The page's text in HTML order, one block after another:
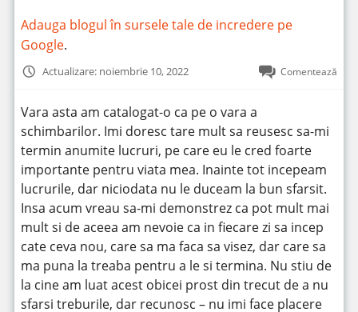
n
t
Adauga blogul în sursele tale de incredere pe
Google.
Actualizare: noiembrie 10, 2022 Comentează
Vara asta am catalogat-o ca pe o vara a
schimbarilor. Imi doresc tare mult sa reusesc sa-mi
termin anumite lucruri, pe care eu le cred foarte
importante pentru viata mea. Inainte tot incepeam
lucrurile, dar niciodata nu le duceam la bun sfarsit.
Insa acum vreau sa-mi demonstrez ca pot mult mai
mult si de aceea am nevoie ca in fiecare zi sa incep
cate ceva nou, care sa ma faca sa visez, dar care sa
ma puna la treaba pentru a le si termina. Nu stiu de
la cine am luat acest obicei prost din trecut de a nu
sfarsi treburile, dar recunosc – nu imi face placere